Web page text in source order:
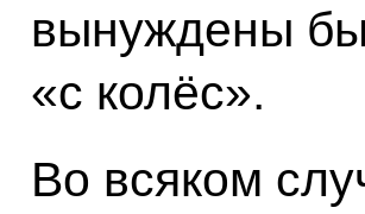
вынуждены
«с колёс».
Во всяком